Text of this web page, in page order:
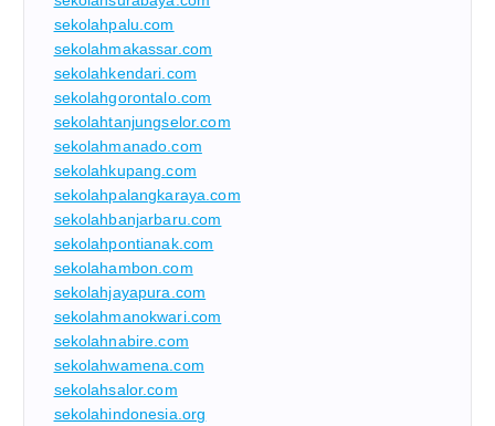
sekolahpalu.com
sekolahmakassar.com
sekolahkendari.com
sekolahgorontalo.com
sekolahtanjungselor.com
sekolahmanado.com
sekolahkupang.com
sekolahpalangkaraya.com
sekolahbanjarbaru.com
sekolahpontianak.com
sekolahambon.com
sekolahjayapura.com
sekolahmanokwari.com
sekolahnabire.com
sekolahwamena.com
sekolahsalor.com
sekolahindonesia.org